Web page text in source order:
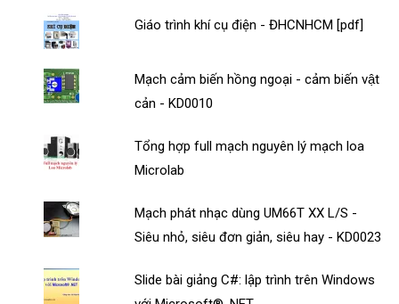
Giáo trình khí cụ điện - ĐHCNHCM [pdf]
Mạch cảm biến hồng ngoại - cảm biến vật
cản - KD0010
Tổng hợp full mạch nguyên lý mạch loa
Microlab
Mạch phát nhạc dùng UM66T XX L/S -
Siêu nhỏ, siêu đơn giản, siêu hay - KD0023
Slide bài giảng C#: lập trình trên Windows